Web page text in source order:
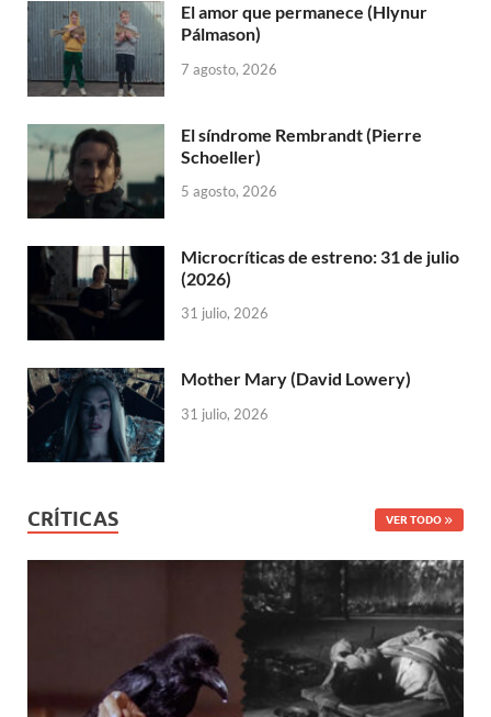
El amor que permanece (Hlynur
Pálmason)
7 agosto, 2026
El síndrome Rembrandt (Pierre
Schoeller)
5 agosto, 2026
Microcríticas de estreno: 31 de julio
(2026)
31 julio, 2026
Mother Mary (David Lowery)
31 julio, 2026
CRÍTICAS VER TODO